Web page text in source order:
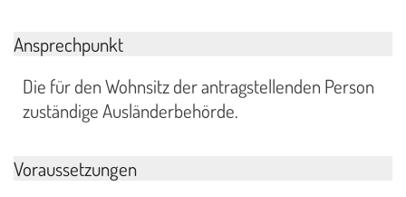
Ansprechpunkt
Die für den Wohnsitz der antragstellenden Person
zuständige Ausländerbehörde.
Voraussetzungen